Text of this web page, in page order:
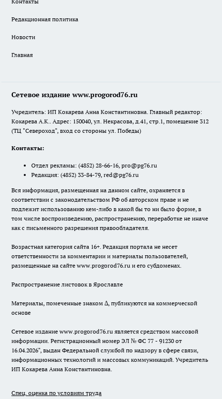
Редакционная политика
Новости
Главная
Сетевое издание www.progorod76.ru
Учредитель: ИП Кокарева Анна Константиновна. Главный редактор:
Кокарева А.К.. Адрес: 150040, ул. Некрасова, д.41, стр.1, помещение 312
(ТЦ "Североход", вход со стороны ул. Победы)
Контакты:
Отдел рекламы: (4852) 28-66-16, pro@pg76.ru
Редакция: (4852) 33-84-79, red@pg76.ru
Вся информация, размещенная на данном сайте, охраняется в
соответствии с законодательством РФ об авторском праве и не
подлежит использованию кем-либо в какой бы то ни было форме, в
том числе воспроизведению, распространению, переработке не иначе
как с письменного разрешения правообладателя.
Возрастная категория сайта 16+. Редакция портала не несет
ответственности за комментарии и материалы пользователей,
размещенные на сайте www.progorod76.ru и его субдоменах.
Распространение листовок в Ярославле
Материалы, помеченные знаком ∆, публикуются на коммерческой
основе
Сетевое издание www.progorod76.ru является средством массовой
информации. Регистрационный номер ЭЛ № ФС 77 - 91230 от
16.04.2026", выдан Федеральной службой по надзору в сфере связи,
информационных технологий и массовых коммуникаций. Учредитель
ИП Кокарева Анна Константиновна.
Спец. оценка по условиям труда